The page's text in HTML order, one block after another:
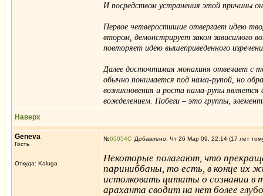
И посредством устранения этой причины
Первое четверостишие отвергает идею
втором, демонстрирует закон зависимого
повторяет идею вышеприведенного
Далее досточтимая монахиня отвечает с
обычно понимается под нама-рупой, но
возникновения и роста нама-рупы
вожделением. Побеги – это группы,
Наверх
Geneva
Гость
Откуда: Kaluga
№65054 Добавлено: Чт 26 Мар 09, 22:14 (17 лет
Некоторые полагают, что
париниббаны, то есть, в конце их
истолковать цитаты о сознании в
араханта сводит на нет более